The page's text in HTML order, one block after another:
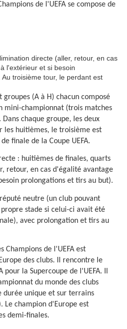
de l'UEFA se compose de
directe (aller, retour, en cas
l'extérieur et si besoin
troisième tour, le perdant est
groupes (A à H) chacun composé
mini-championnat (trois matches
chaque groupe, les deux
les huitièmes, le troisième est
finale de la Coupe UEFA.
: huitièmes de finales, quarts
retour, en cas d'égalité avantage
prolongations et tirs au but).
neutre (un club pouvant
stade si celui-ci avait été
avec prolongation et tirs au
Champions de l'UEFA est
des clubs. Il rencontre le
pour la Supercoupe de l'UEFA. Il
du monde des clubs
durée unique et sur terrains
Le champion d'Europe est
demi-finales.